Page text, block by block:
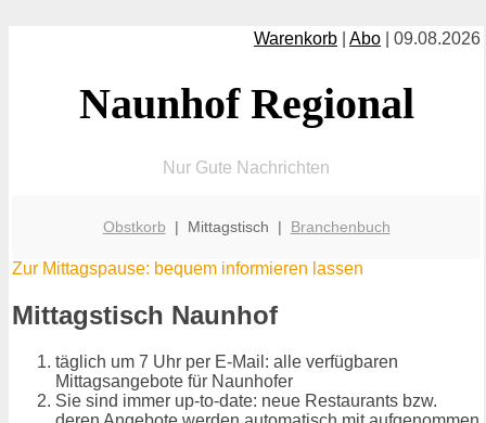
Warenkorb Abo | 09.08.2026
Naunhof Regional
Nur Gute Nachrichten
Obstkorb | Mittagstisch | Branchenbuch
Zur Mittagspause: bequem informieren lassen
Mittagstisch Naunhof
täglich um 7 Uhr per E-Mail: alle verfügbaren
Mittagsangebote für Naunhofer
Sie sind immer up-to-date: neue Restaurants bzw.